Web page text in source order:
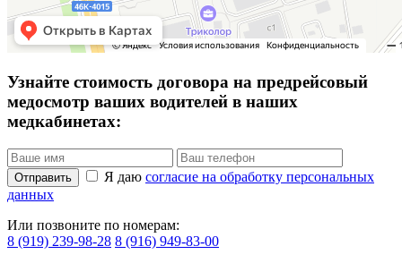
Узнайте стоимость договора на предрейсовый
медосмотр ваших водителей в наших
медкабинетах:
Отправить Я даю согласие на обработку персональных
данных
Или позвоните по номерам:
8 (919) 239-98-28 8 (916) 949-83-00